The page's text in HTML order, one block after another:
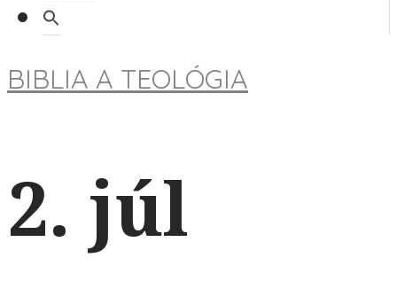
BIBLIA A TEOLÓGIA
2. júl